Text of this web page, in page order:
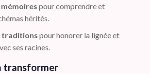
pour comprendre et
hérités.
traditionspour honorer la lignée et
ses racines.
transformer